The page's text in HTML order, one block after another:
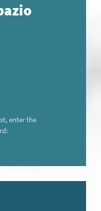
enter the